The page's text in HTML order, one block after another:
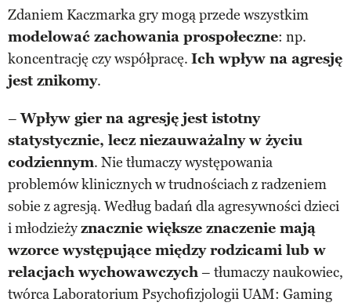
Zdaniem Kaczmarka gry mogą przede wszystkim
modelować zachowania prospołeczne: np.
koncentrację czy współpracę. Ich wpływ na agresję
jest znikomy.
–Wpływ gier na agresję jest istotny
statystycznie, lecz niezauważalny w życiu
codziennym. Nie tłumaczy występowania
problemów klinicznych w trudnościach z radzeniem
sobie z agresją. Według badań dla agresywności dzieci
i młodzieżyznacznie większe znaczenie mają
wzorce występujące między rodzicami lub w
relacjach wychowawczych– tłumaczy naukowiec,
twórca Laboratorium Psychofizjologii UAM: Gaming